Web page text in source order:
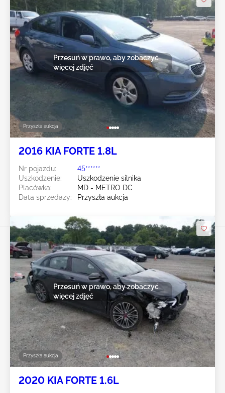
Przyszła aukcja
Przesuń w prawo, aby zobaczyć
więcej zdjęć
2016 KIA FORTE 1.8L
Nr pojazdu:
45******
Uszkodzenie:
Uszkodzenie silnika
Placówka:
MD - METRO DC
Data sprzedaży:
Przyszła aukcja
Przyszła aukcja
Przesuń w prawo, aby zobaczyć
więcej zdjęć
2020 KIA FORTE 1.6L